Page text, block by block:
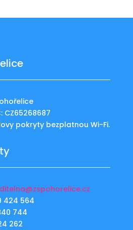
CZ65268687
pokryty bezplatnou Wi-Fi.
424 564
744
262